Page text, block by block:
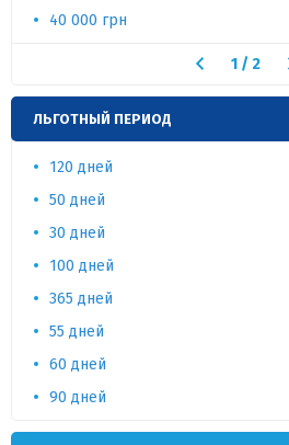
40 000 грн
1/ 2
ЛЬГОТНЫЙ ПЕРИОД
120 дней
50 дней
30 дней
100 дней
365 дней
55 дней
60 дней
90 дней